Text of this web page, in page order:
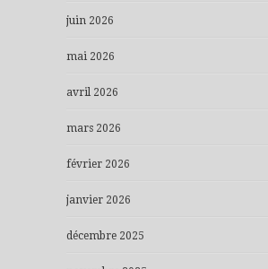
juin 2026
mai 2026
avril 2026
mars 2026
février 2026
janvier 2026
décembre 2025